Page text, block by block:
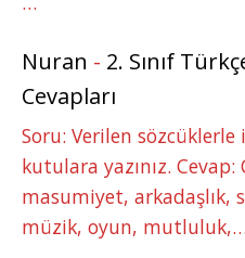
Nuran - 2. Sınıf
Cevapları
Soru: Verilen sözcüklerle
kutulara yazınız. Cevap:
masumiyet, arkadaşlık,
müzik, oyun, mutluluk,…